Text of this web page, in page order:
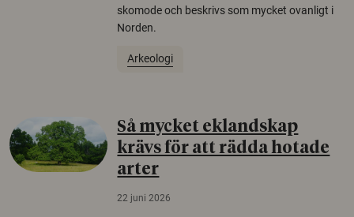
skomode och beskrivs som mycket ovanligt i
Norden.
Arkeologi
Så mycket eklandskap
krävs för att rädda hotade
arter
22 juni 2026